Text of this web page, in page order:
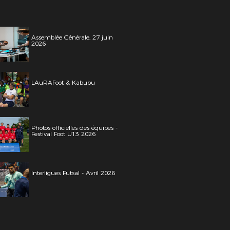
Assemblée Générale, 27 juin
2026
LAuRAFoot & Kabubu
Photos officielles des équipes -
Festival Foot U13 2026
Interligues Futsal - Avril 2026